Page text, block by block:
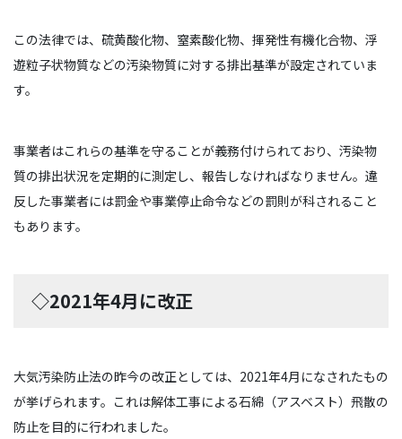
この法律では、硫黄酸化物、窒素酸化物、揮発性有機化合物、浮
遊粒子状物質などの汚染物質に対する排出基準が設定されていま
す。
事業者はこれらの基準を守ることが義務付けられており、汚染物
質の排出状況を定期的に測定し、報告しなければなりません。違
反した事業者には罰金や事業停止命令などの罰則が科されること
もあります。
◇2021年4月に改正
大気汚染防止法の昨今の改正としては、2021年4月になされたもの
が挙げられます。これは解体工事による石綿（アスベスト）飛散の
防止を目的に行われました。